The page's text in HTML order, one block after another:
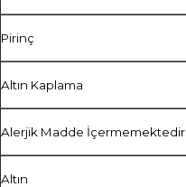
Pirinç
Altın Kaplama
Alerjik Madde İçermemektedir
Altın